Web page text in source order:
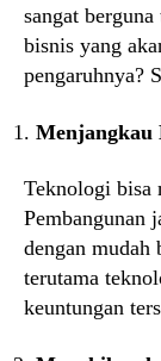
sangat
bisnis yang
pengaruhnya?
Menjangkau
Teknologi bisa
Pembangunan
dengan mudah
terutama
keuntungan